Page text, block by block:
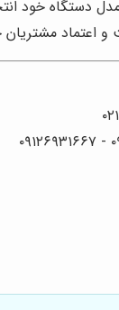
دستگاه خود
و اعتماد